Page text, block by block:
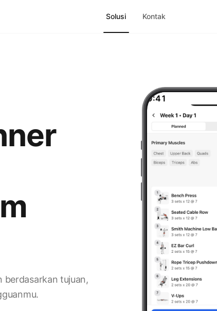
Solusi Kontak
berdasarkan tujuan,
9:41